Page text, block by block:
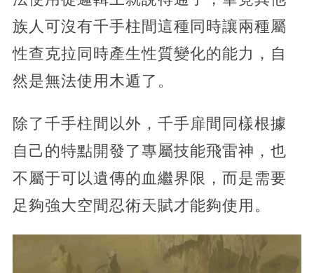
族人可沒有千手柱間這種同時讓兩種屬
性查克拉同時產生性質變化的能力，自
然是無法使用木遁了。
除了千手柱間以外，千手扉間同樣根據
自己的特點開發了專屬技能飛雷神，也
不屬于可以遺傳的血繼界限，而是需要
足夠強大空間忍術天賦才能夠使用。